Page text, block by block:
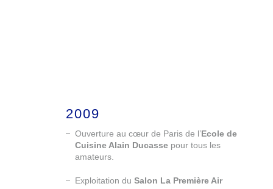
2009
Ouverture au cœur de Paris de l’Ecole de
Cuisine Alain Ducassepour tous les
amateurs.
Exploitation du Salon La Première Air